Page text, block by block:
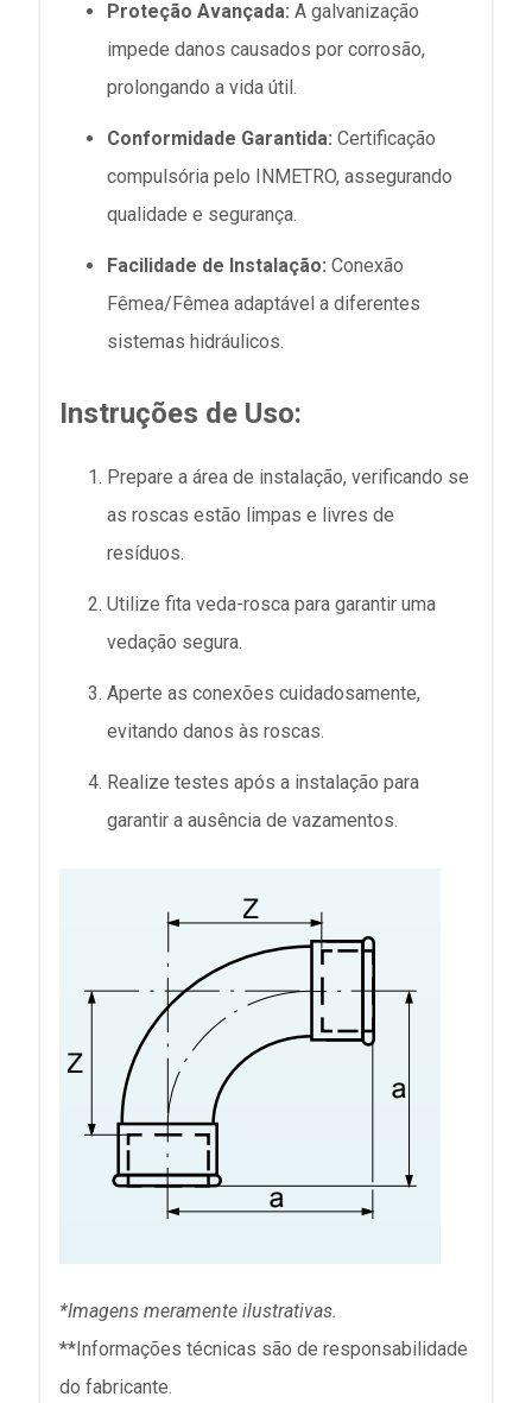
Proteção Avançada: A galvanização
impede danos causados por corrosão,
prolongando a vida útil.
Conformidade Garantida: Certificação
compulsória pelo INMETRO, assegurando
qualidade e segurança.
Facilidade de Instalação: Conexão
Fêmea/Fêmea adaptável a diferentes
sistemas hidráulicos.
Instruções de Uso:
Prepare a área de instalação, verificando se
as roscas estão limpas e livres de
resíduos.
Utilize fita veda-rosca para garantir uma
vedação segura.
Aperte as conexões cuidadosamente,
evitando danos às roscas.
Realize testes após a instalação para
garantir a ausência de vazamentos.
*Imagens meramente ilustrativas.
**Informações técnicas são de responsabilidade
do fabricante.